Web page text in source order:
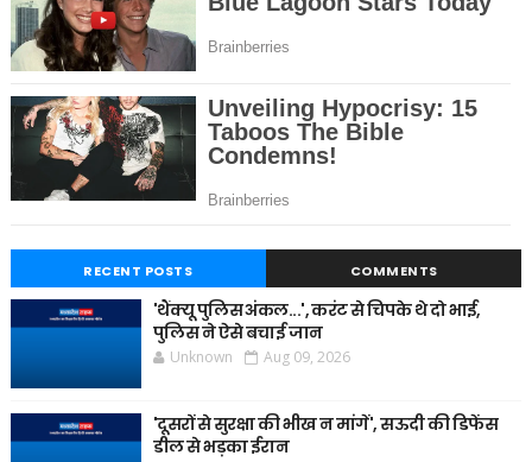
RECENT POSTS COMMENTS
'थैंक्यू पुलिस अंकल...', करंट से चिपके थे दो भाई,
पुलिस ने ऐसे बचाई जान
Unknown Aug 09, 2026
'दूसरों से सुरक्षा की भीख न मांगें', सऊदी की डिफेंस
डील से भड़का ईरान